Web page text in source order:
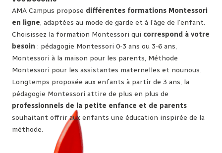
AMA Campus propose différentes formations Montessori
en ligne, adaptées au mode de garde et à l’âge de l’enfant.
Choisissez la formation Montessori qui correspond à votre
besoin : pédagogie Montessori 0-3 ans ou 3-6 ans,
Montessori à la maison pour les parents, Méthode
Montessori pour les assistantes maternelles et nounous.
Longtemps proposée aux enfants à partir de 3 ans, la
pédagogie Montessori attire de plus en plus de
professionnels de la petite enfance et de parents
souhaitant offrir aux enfants une éducation inspirée de la
méthode.